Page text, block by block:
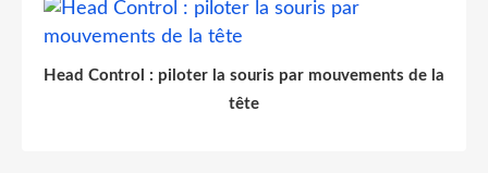
Head Control : piloter la souris par mouvements de la
tête